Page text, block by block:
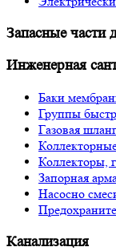
Запасные части
Инженерная
Баки
Группы
Газовая
Коллекторы,
Запорная
Насосно
Канализация